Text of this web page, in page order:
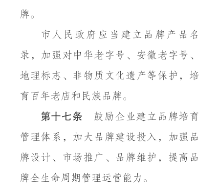
牌。
市人民政府应当建立品牌产品名
录，加强对中华老字号、安徽老字号、
地理标志、非物质文化遗产等保护，培
育百年老店和民族品牌。
第十七条 鼓励企业建立品牌培育
管理体系，加大品牌建设投入，加强品
牌设计、市场推广、品牌维护，提高品
牌全生命周期管理运营能力。